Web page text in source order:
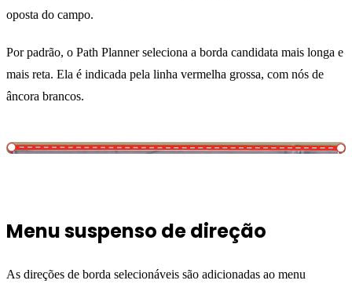
oposta do campo.
Por padrão, o Path Planner seleciona a borda candidata mais longa e
mais reta. Ela é indicada pela linha vermelha grossa, com nós de
âncora brancos.
Menu suspenso de direção
As direções de borda selecionáveis são adicionadas ao menu